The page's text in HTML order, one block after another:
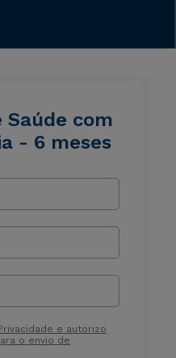
Saúde com
- 6 meses
e autorizo
o envio de